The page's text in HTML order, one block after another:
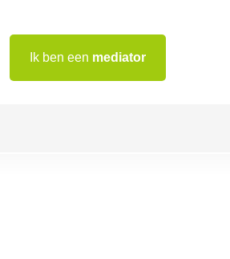
Ik ben een mediator